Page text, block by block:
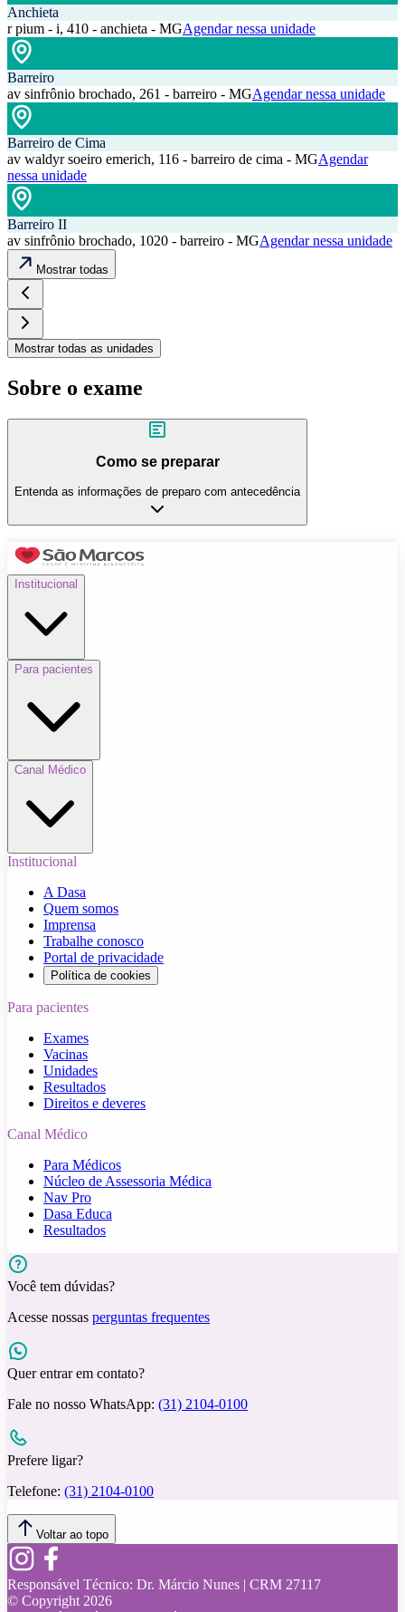
Anchieta
r pium - i, 410 - anchieta - MGAgendar nessa unidade
Barreiro
av sinfrônio brochado, 261 - barreiro - MGAgendar nessa unidade
Barreiro de Cima
av waldyr soeiro emerich, 116 - barreiro de cima - MGAgendar
nessa unidade
Barreiro II
av sinfrônio brochado, 1020 - barreiro - MGAgendar nessa unidade
Mostrar todas
Mostrar todas as unidades
Sobre o exame
Como se preparar
Entenda as informações de preparo com antecedência
Institucional
Para pacientes
Canal Médico
Institucional
A Dasa
Quem somos
Imprensa
Trabalhe conosco
Portal de privacidade
Política de cookies
Para pacientes
Exames
Vacinas
Unidades
Resultados
Direitos e deveres
Canal Médico
Para Médicos
Núcleo de Assessoria Médica
Nav Pro
Dasa Educa
Resultados
Você tem dúvidas?
Acesse nossas perguntas frequentes
Quer entrar em contato?
Fale no nosso WhatsApp: (31) 2104-0100
Prefere ligar?
Telefone: (31) 2104-0100
Voltar ao topo
Responsável Técnico: Dr. Márcio Nunes | CRM 27117
© Copyright2026